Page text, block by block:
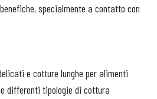
specialmente a contatto con
e cotture lunghe per alimenti
differenti tipologie di cottura